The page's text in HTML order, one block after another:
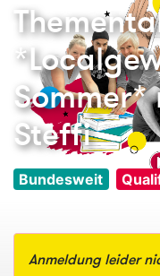
Sommer*
Steffi
Bundesweit
Anmeldung leider